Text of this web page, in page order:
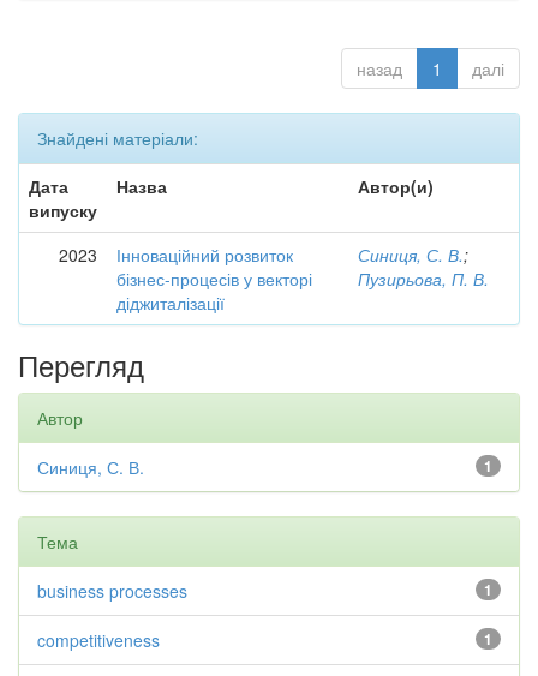
назад 1 далі
Знайдені матеріали:
Дата
випуску
Назва Автор(и)
2023
Інноваційний розвиток
бізнес-процесів у векторі
діджиталізації
Синиця, С. В.;
Пузирьова, П. В.
Перегляд
Автор
1
Синиця, С. В.
Тема
1
business processes
1
competitiveness